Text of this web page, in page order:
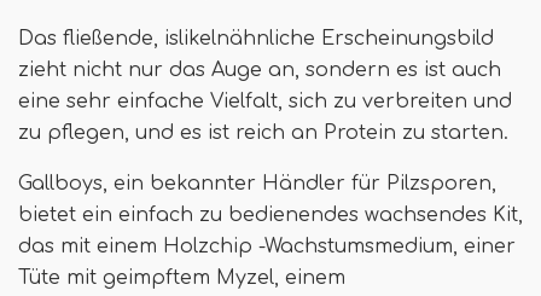
Das fließende, islikelnähnliche Erscheinungsbild
zieht nicht nur das Auge an, sondern es ist auch
eine sehr einfache Vielfalt, sich zu verbreiten und
zu pflegen, und es ist reich an Protein zu starten.
Gallboys, ein bekannter Händler für Pilzsporen,
bietet ein einfach zu bedienendes wachsendes Kit,
das mit einem Holzchip -Wachstumsmedium, einer
Tüte mit geimpftem Myzel, einem